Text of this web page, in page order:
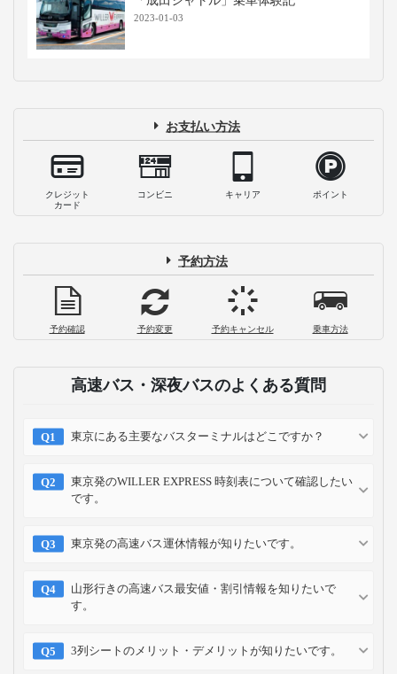
2023-01-03
お支払い方法
クレジット
カード
コンビニ キャリア ポイント
予約方法
予約確認 予約変更 予約キャンセル 乗車方法
高速バス・深夜バスのよくある質問
東京にある主要なバスターミナルはどこですか？
東京発のWILLER EXPRESS 時刻表について確認したい
です。
東京発の高速バス運休情報が知りたいです。
山形行きの高速バス最安値・割引情報を知りたいで
す。
3列シートのメリット・デメリットが知りたいです。